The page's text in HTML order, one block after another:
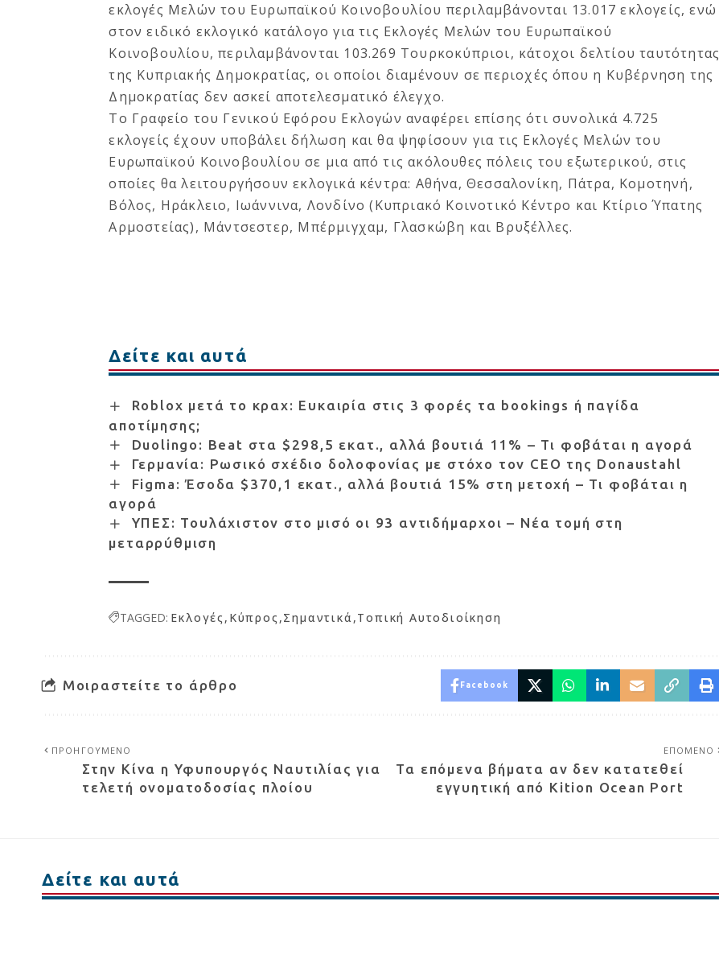
εκλογές Μελών του Ευρωπαϊκού Κοινοβουλίου περιλαμβάνονται 13.017 εκλογείς, ενώ
στον ειδικό εκλογικό κατάλογο για τις Εκλογές Μελών του Ευρωπαϊκού
Κοινοβουλίου, περιλαμβάνονται 103.269 Τουρκοκύπριοι, κάτοχοι δελτίου ταυτότητας
της Κυπριακής Δημοκρατίας, οι οποίοι διαμένουν σε περιοχές όπου η Κυβέρνηση της
Δημοκρατίας δεν ασκεί αποτελεσματικό έλεγχο.
Το Γραφείο του Γενικού Εφόρου Εκλογών αναφέρει επίσης ότι συνολικά 4.725
εκλογείς έχουν υποβάλει δήλωση και θα ψηφίσουν για τις Εκλογές Μελών του
Ευρωπαϊκού Κοινοβουλίου σε μια από τις ακόλουθες πόλεις του εξωτερικού, στις
οποίες θα λειτουργήσουν εκλογικά κέντρα: Αθήνα, Θεσσαλονίκη, Πάτρα, Κομοτηνή,
Βόλος, Ηράκλειο, Ιωάννινα, Λονδίνο (Κυπριακό Κοινοτικό Κέντρο και Κτίριο Ύπατης
Αρμοστείας), Μάντσεστερ, Μπέρμιγχαμ, Γλασκώβη και Βρυξέλλες.
Δείτε και αυτά
Roblox μετά το κραχ: Ευκαιρία στις 3 φορές τα bookings ή παγίδα
αποτίμησης;
Duolingo: Beat στα $298,5 εκατ., αλλά βουτιά 11% – Τι φοβάται η αγορά
Γερμανία: Ρωσικό σχέδιο δολοφονίας με στόχο τον CEO της Donaustahl
Figma: Έσοδα $370,1 εκατ., αλλά βουτιά 15% στη μετοχή – Τι φοβάται η
αγορά
ΥΠΕΣ: Τουλάχιστον στο μισό οι 93 αντιδήμαρχοι – Νέα τομή στη
μεταρρύθμιση
TAGGED: Εκλογές Κύπρος Σημαντικά Τοπική Αυτοδιοίκηση
Μοιραστείτε το άρθρο Facebook
ΠΡΟΗΓΟΥΜΕΝΟ
Στην Κίνα η Υφυπουργός Ναυτιλίας για
τελετή ονοματοδοσίας πλοίου
ΕΠΟΜΕΝΟ
Τα επόμενα βήματα αν δεν κατατεθεί
εγγυητική από Kition Ocean Port
Δείτε και αυτά